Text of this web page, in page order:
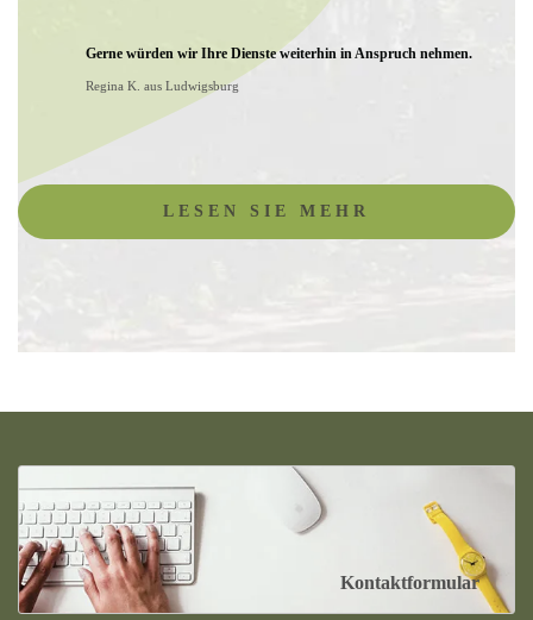
Gerne würden wir Ihre Dienste weiterhin in Anspruch nehmen.
Regina K. aus Ludwigsburg
LESEN SIE MEHR
Kontaktformular